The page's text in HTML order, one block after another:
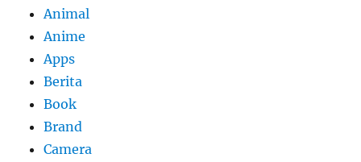
Animal
Anime
Apps
Berita
Book
Brand
Camera